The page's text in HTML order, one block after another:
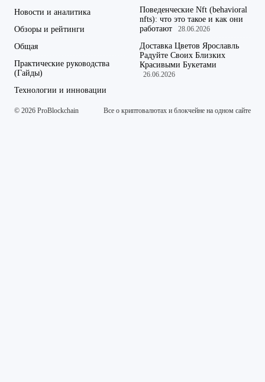
Новости и аналитика
Обзоры и рейтинги
Общая
Практические руководства
(Гайды)
Технологии и инновации
Поведенческие Nft (behavioral
nfts): что это такое и как они
работают
28.06.2026
Доставка Цветов Ярославль
Радуйте Своих Близких
Красивыми Букетами
26.06.2026
© 2026 ProBlockchain Все о криптовалютах и блокчейне на одном сайте